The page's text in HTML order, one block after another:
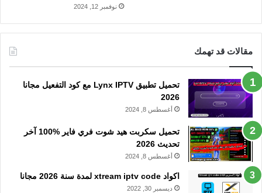
نوفمبر 12, 2024
مقالات قد تهمك
تحميل تطبيق Lynx IPTV مع كود التفعيل مجانا
2026
أغسطس 8, 2024
تحميل سكربت هيد شوت فري فاير %100 آخر
تحديث 2026
أغسطس 8, 2024
اكواد xtream iptv code لمدة سنة 2026 مجانا
ديسمبر 30, 2022